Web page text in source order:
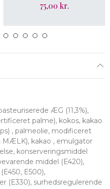
75,00 kr.
ÆG (11,3%),
palme), kokos, kakao
, palmeolie, modificeret
MÆLK), kakao , emulgator
konserveringsmiddel
middel (E420),
E500),
(E330), surhedsregulerende